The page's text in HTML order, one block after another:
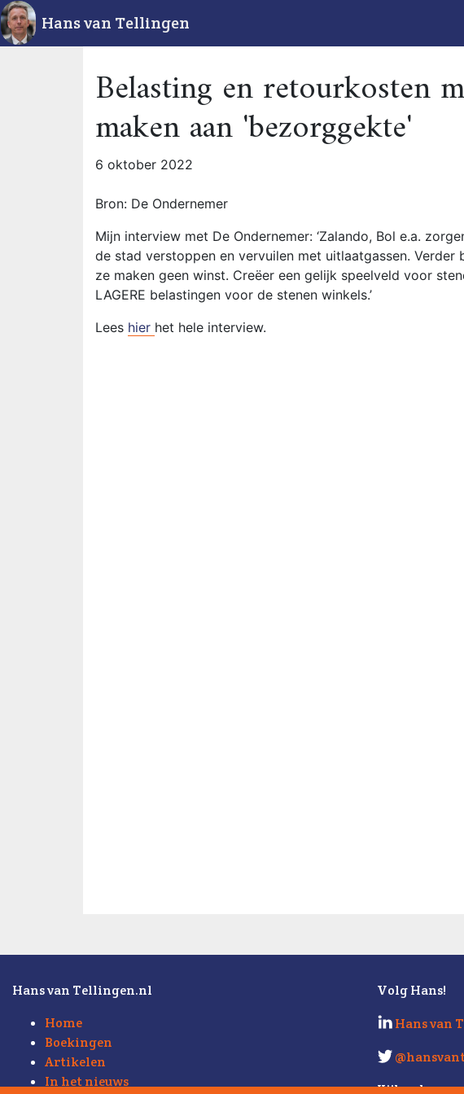
Hans van Tellingen
Belasting en retourkosten
maken aan 'bezorggekte'
6 oktober 2022
Bron: De Ondernemer
Mijn interview met De Ondernemer: ‘Zalando, Bol e.a.
de stad verstoppen en vervuilen met uitlaatgassen. Verder
ze maken geen winst. Creëer een gelijk speelveld voor
LAGERE belastingen voor de stenen winkels.’
Lees hier het hele interview.
Hans van Tellingen.nl
Home
Boekingen
Artikelen
In het nieuws
Volg Hans!
Hans van
Kijk ook eens